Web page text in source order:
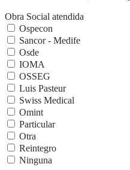
Obra Social atendida
Ospecon
Sancor - Medife
Osde
IOMA
OSSEG
Luis Pasteur
Swiss Medical
Omint
Particular
Otra
Reintegro
Ninguna